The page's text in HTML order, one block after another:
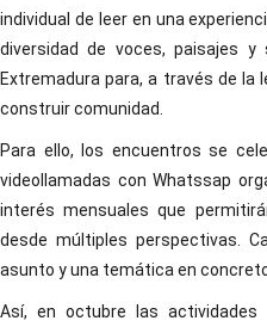
individual de leer en una
diversidad de voces, paisajes y
Extremadura para, a través de la
construir comunidad.
Para ello, los encuentros se
videollamadas con Whatssap
interés mensuales que
desde múltiples perspectivas.
asunto y una temática en
Así, en octubre las